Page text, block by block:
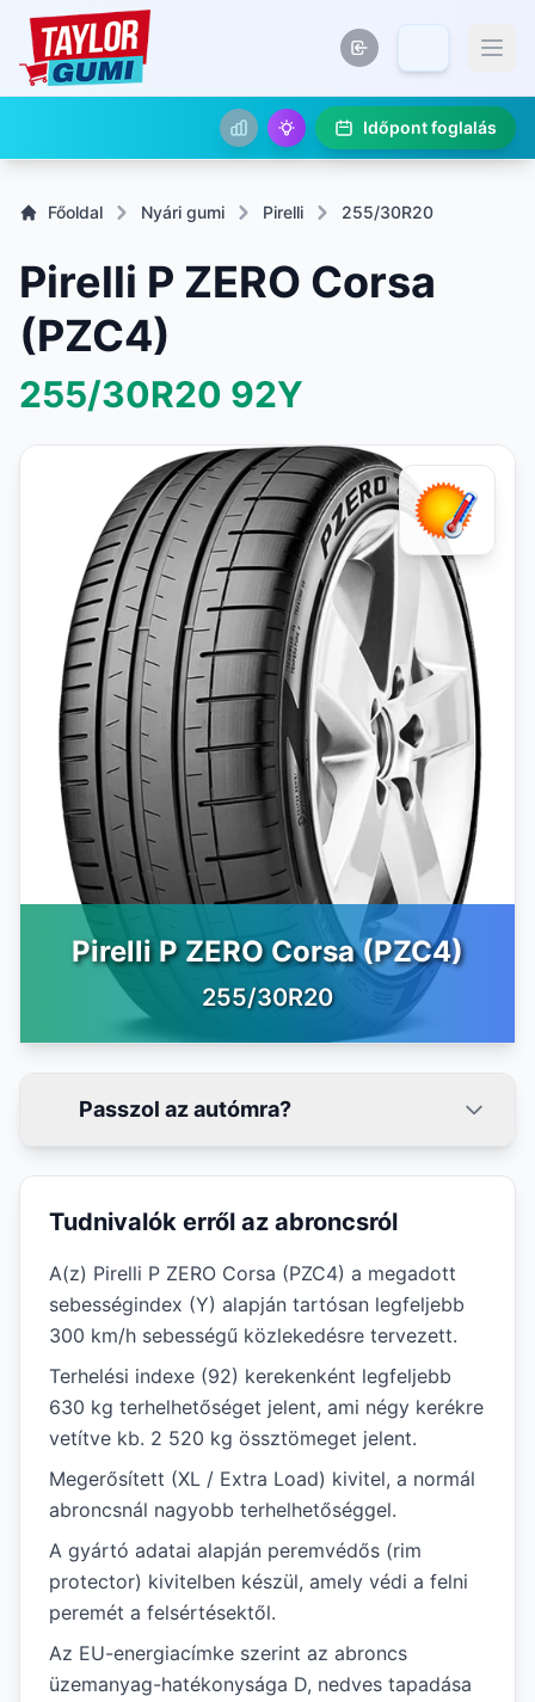
Időpont foglalás
Főoldal Nyári gumi Pirelli 255/30R20
Pirelli P ZERO Corsa
(PZC4)
255/30R20 92Y
Pirelli P ZERO Corsa (PZC4)
255/30R20
Passzol az autómra?
Tudnivalók erről az abroncsról
A(z) Pirelli P ZERO Corsa (PZC4) a megadott
sebességindex (Y) alapján tartósan legfeljebb
300 km/h sebességű közlekedésre tervezett.
Terhelési indexe (92) kerekenként legfeljebb
630 kg terhelhetőséget jelent, ami négy kerékre
vetítve kb. 2 520 kg össztömeget jelent.
Megerősített (XL / Extra Load) kivitel, a normál
abroncsnál nagyobb terhelhetőséggel.
A gyártó adatai alapján peremvédős (rim
protector) kivitelben készül, amely védi a felni
peremét a felsértésektől.
Az EU-energiacímke szerint az abroncs
üzemanyag-hatékonysága D, nedves tapadása